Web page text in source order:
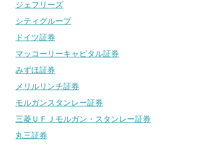
ジェフリーズ
シティグループ
ドイツ証券
マッコーリーキャピタル証券
みずほ証券
メリルリンチ証券
モルガンスタンレー証券
三菱ＵＦＪモルガン・スタンレー証券
丸三証券